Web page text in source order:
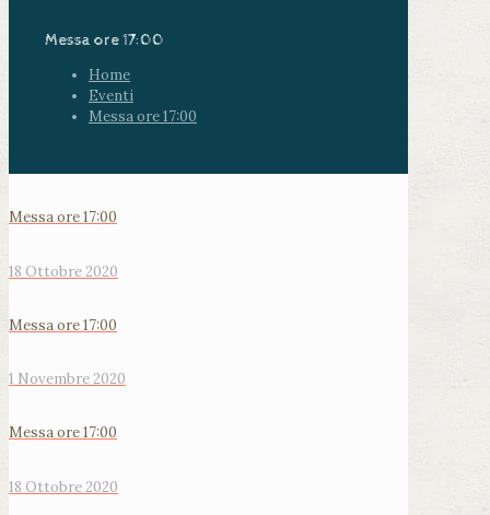
Messa ore 17:00
Home
Eventi
Messa ore 17:00
Messa ore 17:00
18 Ottobre 2020
Messa ore 17:00
1 Novembre 2020
Messa ore 17:00
18 Ottobre 2020